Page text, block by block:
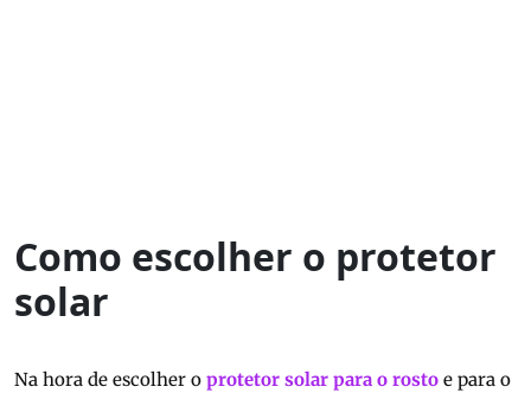
Como escolher o protetor
solar
Na hora de escolher o protetor solar para o rosto e para o